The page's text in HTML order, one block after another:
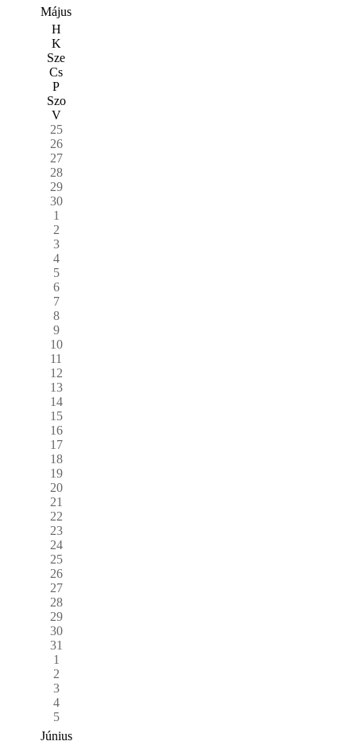
Május
H
K
Sze
Cs
P
Szo
V
25
26
27
28
29
30
1
2
3
4
5
6
7
8
9
10
11
12
13
14
15
16
17
18
19
20
21
22
23
24
25
26
27
28
29
30
31
1
2
3
4
5
Június